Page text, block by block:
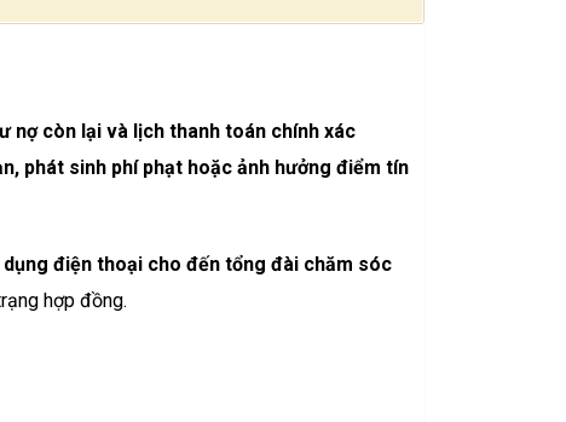
nợ còn lại và lịch thanh toán chính xác
phát sinh phí phạt hoặc ảnh hưởng điểm tín
điện thoại cho đến tổng đài chăm sóc
hợp đồng.